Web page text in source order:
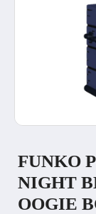
FUNKO
NIGHT
OOGIE